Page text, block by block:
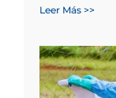
Leer Más >>